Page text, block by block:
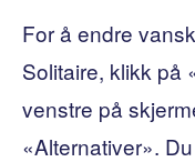
For å endre
Solitaire, klikk på
venstre på
«Alternativer».